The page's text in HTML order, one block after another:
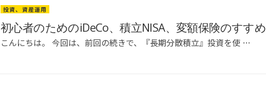
投資、資産運用
初心者のためのiDeCo、積立NISA、変額保険のすすめ
こんにちは。 今回は、前回の続きで、『長期分散積立』投資を使 …